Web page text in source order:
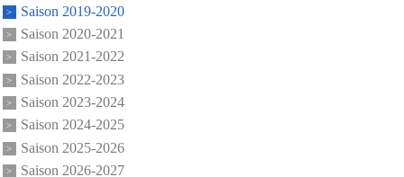
Saison 2019-2020
Saison 2020-2021
Saison 2021-2022
Saison 2022-2023
Saison 2023-2024
Saison 2024-2025
Saison 2025-2026
Saison 2026-2027